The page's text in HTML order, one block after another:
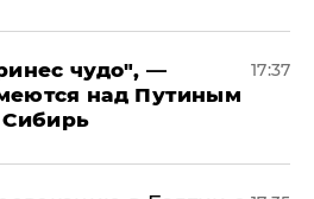
чудо", —
над Путиным
Сибирь
17:37